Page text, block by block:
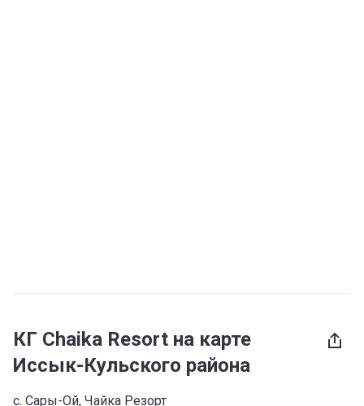
КГ Chaika Resort на карте
Иссык-Кульского района
с. Сары-Ой, Чайка Резорт